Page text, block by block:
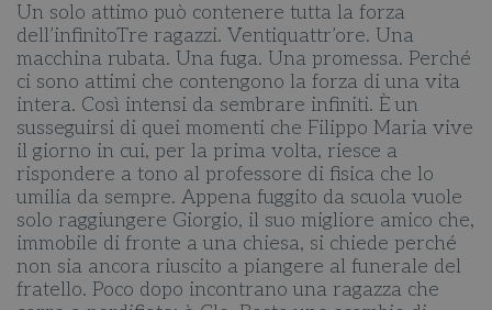
Un solo attimo può contenere tutta la forza
dell’infinitoTre ragazzi. Ventiquattr’ore. Una
macchina rubata. Una fuga. Una promessa. Perché
ci sono attimi che contengono la forza di una vita
intera. Così intensi da sembrare infiniti. È un
susseguirsi di quei momenti che Filippo Maria vive
il giorno in cui, per la prima volta, riesce a
rispondere a tono al professore di fisica che lo
umilia da sempre. Appena fuggito da scuola vuole
solo raggiungere Giorgio, il suo migliore amico che,
immobile di fronte a una chiesa, si chiede perché
non sia ancora riuscito a piangere al funerale del
fratello. Poco dopo incontrano una ragazza che